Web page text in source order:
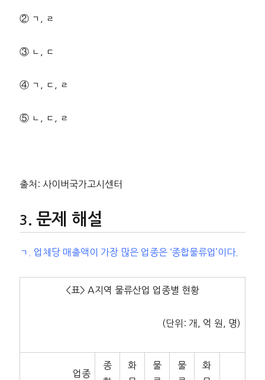
② ㄱ, ㄹ
③ ㄴ, ㄷ
④ ㄱ, ㄷ, ㄹ
⑤ ㄴ, ㄷ, ㄹ
출처: 사이버국가고시센터
문제 해설
ㄱ. 업체당 매출액이 가장 많은 업종은 ‘종합물류업’이다.
<표> A지역 물류산업 업종별 현황
(단위: 개, 억 원, 명)
업종
종
화
물
물
화